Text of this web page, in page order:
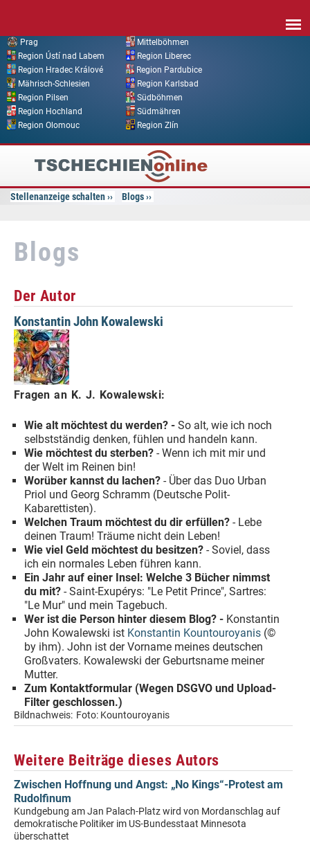
Prag
Mittelböhmen
Region Ústí nad Labem
Region Liberec
Region Hradec Králové
Region Pardubice
Mährisch-Schlesien
Region Karlsbad
Region Pilsen
Südböhmen
Region Hochland
Südmähren
Region Olomouc
Region Zlín
Tschechien
Online
Stellenanzeige schalten Blogs
Blogs
Der Autor
Konstantin John Kowalewski
Fragen an K. J. Kowalewski:
Wie alt möchtest du werden? - So alt, wie ich noch
selbstständig denken, fühlen und handeln kann.
Wie möchtest du sterben? - Wenn ich mit mir und
der Welt im Reinen bin!
Worüber kannst du lachen? - Über das Duo Urban
Priol und Georg Schramm (Deutsche Polit-
Kabarettisten).
Welchen Traum möchtest du dir erfüllen? - Lebe
deinen Traum! Träume nicht dein Leben!
Wie viel Geld möchtest du besitzen? - Soviel, dass
ich ein normales Leben führen kann.
Ein Jahr auf einer Insel: Welche 3 Bücher nimmst
du mit? - Saint-Exupérys: "Le Petit Prince", Sartres:
"Le Mur" und mein Tagebuch.
Wer ist die Person hinter diesem Blog? - Konstantin
John Kowalewski ist Konstantin Kountouroyanis (©
by ihm). John ist der Vorname meines deutschen
Großvaters. Kowalewski der Geburtsname meiner
Mutter.
Zum Kontaktformular (Wegen DSGVO und Upload-
Filter geschlossen.)
Bildnachweis: Foto: Kountouroyanis
Weitere Beiträge dieses Autors
Zwischen Hoffnung und Angst: „No Kings“-Protest am
Rudolfinum
Kundgebung am Jan Palach-Platz wird von Mordanschlag auf
demokratische Politiker im US-Bundesstaat Minnesota
überschattet